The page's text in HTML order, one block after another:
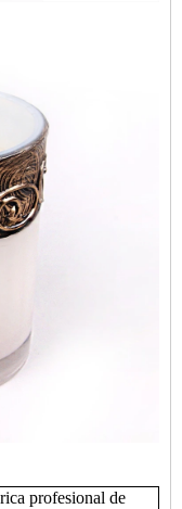
profesional de